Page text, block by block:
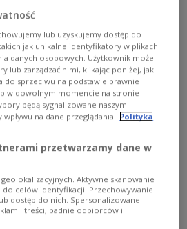
i to na antenie –
amerykańskiej dziennikarki
Polskie Radio 24
Iran USA
Jacek Czaputowicz
lub uzyskujemy dostęp do
jak unikalne identyfikatory w plikach
danych osobowych. Użytkownik może
lub zarządzać nimi, klikając poniżej, jak
do sprzeciwu na podstawie prawnie
w dowolnym momencie na stronie
będą sygnalizowane naszym
na dane przeglądania. Polityka
przetwarzamy dane w
Aktywne skanowanie
do celów identyfikacji. Przechowywanie
dostęp do nich. Spersonalizowane
i treści, badnie odbiorców i